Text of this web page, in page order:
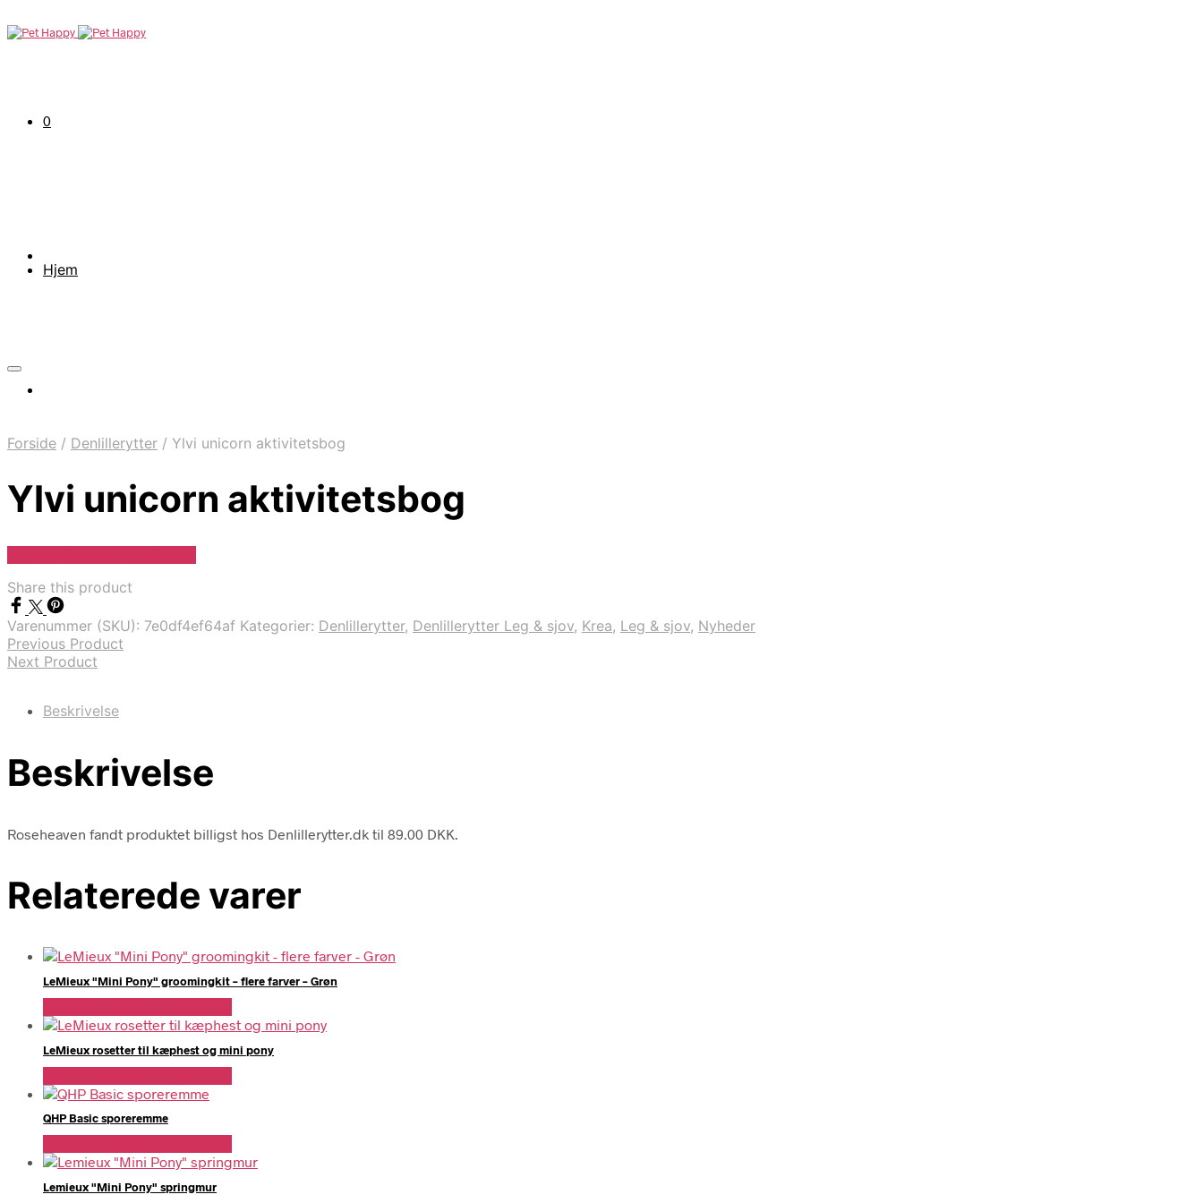
0
Hjem
Forside / Denlillerytter / Ylvi unicorn aktivitetsbog
Ylvi unicorn aktivitetsbog
Share this product
Varenummer (SKU): 7e0df4ef64af Kategorier: Denlillerytter, Denlillerytter Leg & sjov, Krea, Leg & sjov, Nyheder
Previous Product
Next Product
Beskrivelse
Beskrivelse
Roseheaven fandt produktet billigst hos Denlillerytter.dk til 89.00 DKK.
Relaterede varer
LeMieux "Mini Pony" groomingkit – flere farver – Grøn
LeMieux rosetter til kæphest og mini pony
QHP Basic sporeremme
Lemieux "Mini Pony" springmur